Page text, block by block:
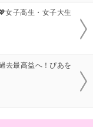
女子高生・女子大生
去最高益へ！ぴあを